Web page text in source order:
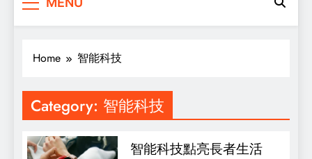
Home 智能科技
Category: 智能科技
智能科技點亮長者生活